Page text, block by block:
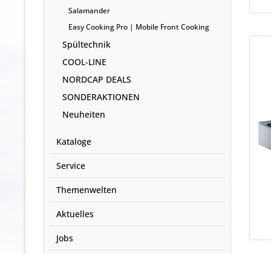
Salamander
Easy Cooking Pro | Mobile Front Cooking
Spültechnik
COOL-LINE
NORDCAP DEALS
SONDERAKTIONEN
Neuheiten
Kataloge
Service
Themenwelten
Aktuelles
Jobs